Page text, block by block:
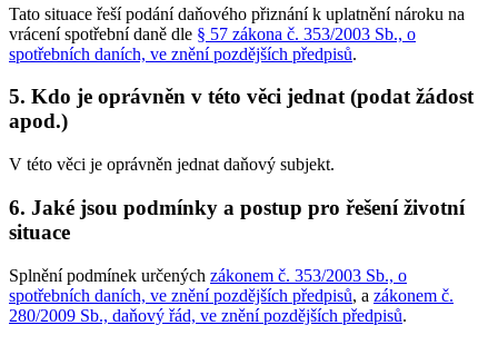
Tato situace řeší podání daňového přiznání k uplatnění nároku na
vrácení spotřební daně dle § 57 zákona č. 353/2003 Sb., o
spotřebních daních, ve znění pozdějších předpisů.
5. Kdo je oprávněn v této věci jednat (podat žádost
apod.)
V této věci je oprávněn jednat daňový subjekt.
6. Jaké jsou podmínky a postup pro řešení životní
situace
Splnění podmínek určených zákonem č. 353/2003 Sb., o
spotřebních daních, ve znění pozdějších předpisů, a zákonem č.
280/2009 Sb., daňový řád, ve znění pozdějších předpisů.